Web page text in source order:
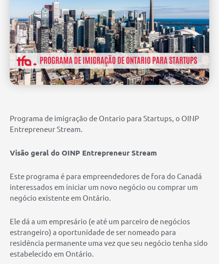
Programa de imigração de Ontario para Startups, o OINP
Entrepreneur Stream.
Visão geral do OINP Entrepreneur Stream
Este programa é para empreendedores de fora do Canadá
interessados ​​em iniciar um novo negócio ou comprar um
negócio existente em Ontário.
Ele dá a um empresário (e até um parceiro de negócios
estrangeiro) a oportunidade de ser nomeado para
residência permanente uma vez que seu negócio tenha sido
estabelecido em Ontário.